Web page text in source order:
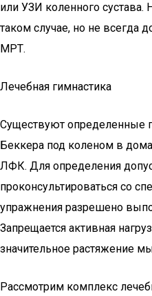
или УЗИ коленного
таком случае, но не всегда
МРТ.
Лечебная гимнастика
Существуют определенные
Беккера под коленом в
ЛФК. Для определения
проконсультироваться со
упражнения разрешено
Запрещается активная
значительное растяжение
Рассмотрим комплекс